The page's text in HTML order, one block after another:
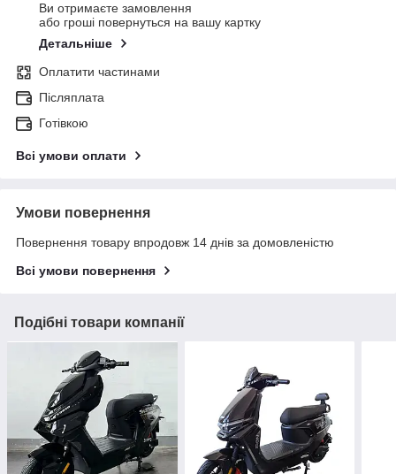
Ви отримаєте замовлення
або гроші повернуться на вашу картку
Детальніше
Оплатити частинами
Післяплата
Готівкою
Всі умови оплати
Умови повернення
Повернення товару впродовж 14 днів за домовленістю
Всі умови повернення
Подібні товари компанії